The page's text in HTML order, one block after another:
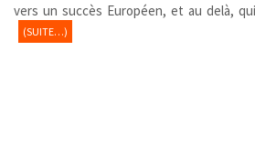
vers un succès Européen, et au delà,
(SUITE…)